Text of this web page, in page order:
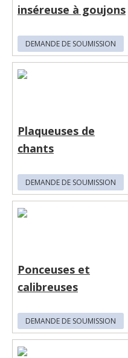
inséreuse à goujons
DEMANDE DE SOUMISSION
Plaqueuses de
chants
DEMANDE DE SOUMISSION
Ponceuses et
calibreuses
DEMANDE DE SOUMISSION